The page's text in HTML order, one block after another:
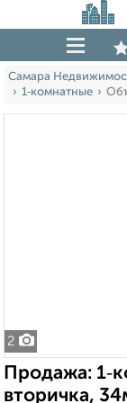
Самара
1‑комнатные
2
Продажа:
вторичка,